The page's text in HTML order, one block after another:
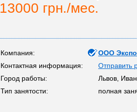
13000 грн./мес.
Компания:
ООО
Контактная информация:
Отправить
Город работы:
Львов,
Тип занятости:
полная